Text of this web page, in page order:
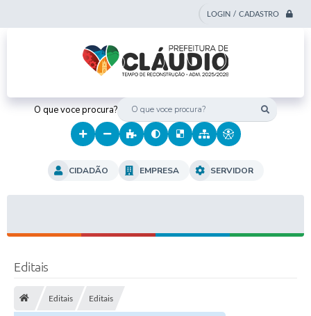
LOGIN / CADASTRO
O que voce procura?
CIDADÃO EMPRESA SERVIDOR
Editais
Editais Editais